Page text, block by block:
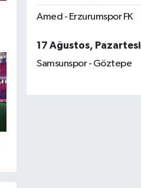
Amed - Erzurumspor FK
17 Ağustos, Pazartesi
Samsunspor - Göztepe